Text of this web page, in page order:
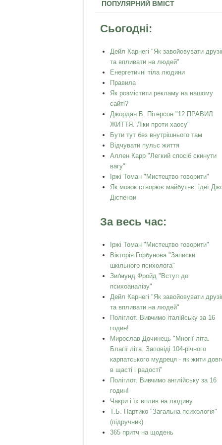
ПОПУЛЯРНИЙ ВМІСТ
Сьогодні:
Дейл Карнегі "Як завойовувати
та впливати на людей"
Енергетичні тіла людини
Правила
Як розмістити рекламу на нашому
сайті?
Джордан Б. Пітерсон "12 ПРАВИЛ
ЖИТТЯ. Ліки проти хаосу"
Бути тут без внутрішнього там
Відчувати пульс життя
Аллен Карр "Легкий спосiб скинути
вагу"
Іржі Томан "Мистецтво говорити"
Як мозок створює майбутнє: ідеї
Діспензи
За весь час:
Іржі Томан "Мистецтво говорити"
Вікторія Горбунова "Записки
шкільного психолога"
Зиґмунд Фройд "Вступ до
психоаналізу"
Дейл Карнегі "Як завойовувати
та впливати на людей"
Поліглот. Вивчимо італійську за 16
годин!
Мирослав Дочинець "Многії літа.
Благії літа. Заповіді 104-річного
карпатського мудреця - як жити
в щасті і радості"
Поліглот. Вивчимо англійську за 16
годин!
Чакри і їх вплив на людину
Т.Б. Партико "Загальна психологія"
(підручник)
365 притч на щодень